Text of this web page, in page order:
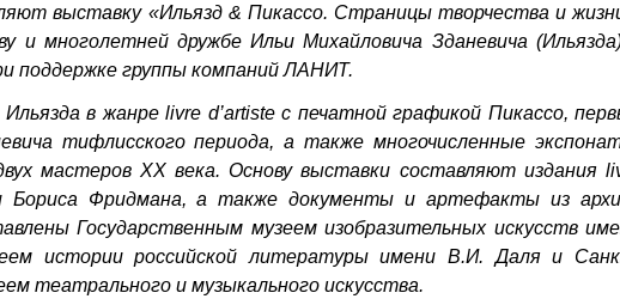
выставку «Ильязд & Пикассо. Страницы творчества и
и многолетней дружбе Ильи Михайловича Зданевича
поддержке группы компаний ЛАНИТ.
Ильязда в жанре livre d’artisteс печатной графикой Пикассо,
тифлисского периода, а также многочисленные
мастеров ХХ века. Основу выставки составляют издания
Бориса Фридмана, а также документы и артефакты из
Государственным музеем изобразительных искусств
истории российской литературы имени В.И. Даля и
театрального и музыкального искусства.